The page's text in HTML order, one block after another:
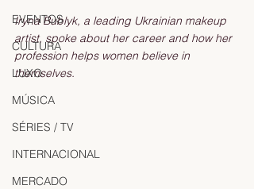
EVENTOS
CULTURA
LUXO
MÚSICA
SÉRIES / TV
INTERNACIONAL
MERCADO
Iryna Bublyk, a leading Ukrainian makeup
artist, spoke about her career and how her
profession helps women believe in
themselves.